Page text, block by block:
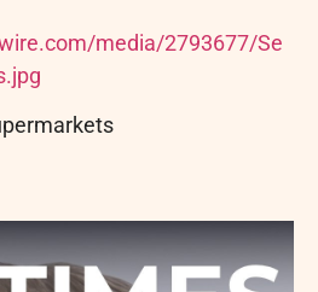
media/2793677/Se